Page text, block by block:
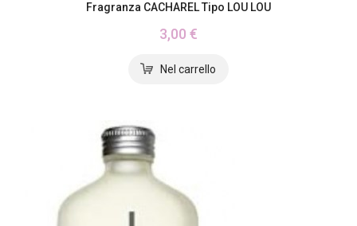
Fragranza CACHAREL Tipo LOU LOU
3,00 €